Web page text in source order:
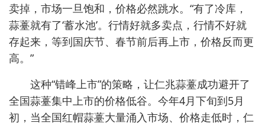
卖掉，市场一旦饱和，价格必然跳水。“有了冷库，
蒜薹就有了‘蓄水池’。行情好就多卖点，行情不好就
存起来，等到国庆节、春节前后再上市，价格反而更
高。”
这种“错峰上市”的策略，让仁兆蒜薹成功避开了
全国蒜薹集中上市的价格低谷。今年4月下旬到5月
初，当全国红帽蒜薹大量涌入市场、价格走低时，仁